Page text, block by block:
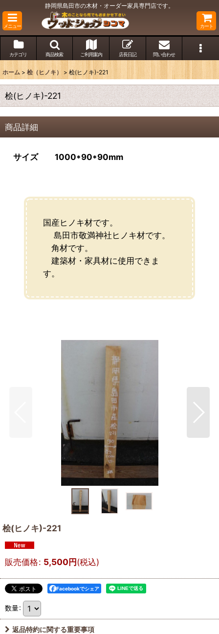
静岡県島田市の木材・オーダー家具専門店です。
メニュー カート
カテゴリ 商品検索 ご利用案内 店長日記 問い合わせ
ホーム > 桧（ヒノキ） > 桧(ヒノキ)-221
桧(ヒノキ)-221
商品詳細
サイズ 1000*90*90mm
国産ヒノキ材です。
島田市敬満神社ヒノキ材です。
角材です。
建築材・家具材に使用できま
す。
桧(ヒノキ)-221
販売価格: 5,500円(税込)
Facebookでシェア
数量:
返品特約に関する重要事項